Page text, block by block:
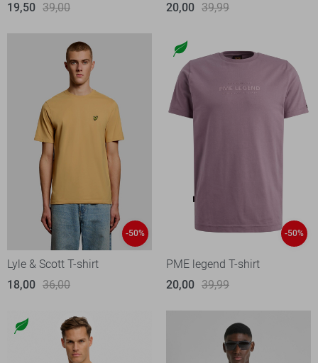
19,50 39,00
20,00 39,99
-50%
Lyle & Scott T-shirt
18,00 36,00
-50%
PME legend T-shirt
20,00 39,99